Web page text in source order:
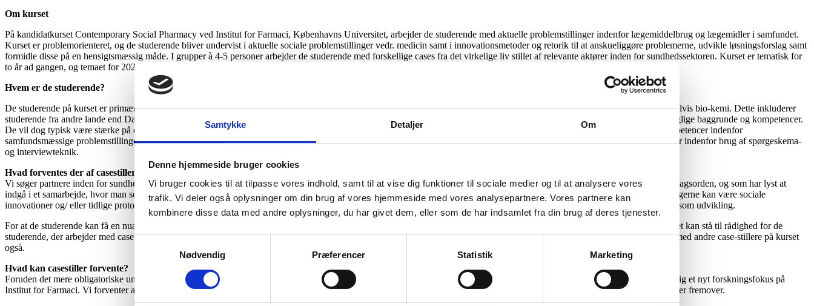
Samtykke Detaljer Om
Denne hjemmeside bruger cookies
Vi bruger cookies til at tilpasse vores indhold, samt til at vise dig funktioner til sociale medier og til at analysere vores
trafik. Vi deler også oplysninger om din brug af vores hjemmeside med vores analysepartnere. Vores partnere kan
kombinere disse data med andre oplysninger, du har givet dem, eller som de har indsamlet fra din brug af deres tjenester.
Samtykkevalg
Nødvendig
Præferencer Statistik Marketing
Om kurset
På kandidatkurset Contemporary Social Pharmacy ved Institut for Farmaci, Københavns Universitet, arbejder de studerende med aktuelle problemstillinger indenfor lægemiddelbrug og lægemidler i samfundet.
Kurset er problemorienteret, og de studerende bliver undervist i aktuelle sociale problemstillinger vedr. medicin samt i innovationsmetoder og retorik til at anskueliggøre problemerne, udvikle løsningsforslag samt
formidle disse på en hensigtsmæssig måde. I grupper à 4-5 personer arbejder de studerende med forskellige cases fra det virkelige liv stillet af relevante aktører inden for sundhedssektoren. Kurset er tematisk for
to år ad gangen, og temaet for 2024-2025 er Medicin og bæredygtighed. Kurset løber fra slutningen af april til slutningen af juni.
Hvem er de studerende?
De studerende på kurset er primært farmaceutstuderende samt studerende i lægemiddelvidenskab, der har en bachelor indenfor anden men beslægtet disciplin til farmaci eksempelvis bio-kemi. Dette inkluderer
studerende fra andre lande end Danmark. Kursus er derfor på engelsk, men typisk vil der være mindst en dansktalende i hver gruppe. De studerende har derfor lidt forskellige faglige baggrunde og kompetencer.
De vil dog typisk være stærke på de mere biologiske og kemiske aspekter omkring sygdom og medicin. De studerende, der har farmaci som grunduddannelse, har desuden kompetencer indenfor
samfundsmæssige problemstillinger omkring brug af lægemidler fra såvel et system, et sundhedsprofessionelt samt et patientperspektiv. Disse studerende har desuden færdigheder indenfor brug af spørgeskema-
og interviewteknik.
Hvad forventes der af casestiller?
Vi søger partnere inden for sundhedsvæsenet, der har et konkret problem de gerne vil have løst, og som en relation til medicinbrug hvori der indgår en relevant bæredygtigheds-dagsorden, og som har lyst at
indgå i et samarbejde, hvor man som case-stiller kan få engagerede og nysgerrige studerende til at arbejde innovativt med sin case og finde nye, mulige løsninger til dette. Løsningerne kan være sociale
innovationer og/ eller tidlige prototyper af fysiske eller digitale værktøjer. Det er vigtigt for os, at de studerende kommer gennem såvel afdækningsfaserne i en innovationsproces som udvikling.
For at de studerende kan få en nuanceret forståelse af problemstillingen, har vi et ønske om at case-stiller selv kommer og præsenterer casen for de studerende; undervejs i forløbet kan stå til rådighed for de
studerende, der arbejder med casen (fx to korte møder i løbet af kurset); og deltage i eksaminationen af de studerende. Som case-stiller får man mulighed for at lytte til og sparre med andre case-stillere på kurset
også.
Hvad kan casestiller forvente?
Foruden det mere obligatoriske undervisningsforløb med mange inspirerende interaktioner blandt studerende og case-stillere, afspejler temaet ’Medicin og bæredygtighed’ samtidig et nyt forskningsfokus på
Institut for Farmaci. Vi forventer at engagere et bredt udsnit af aktører inden for emnet, der vil give muligheder for at danne nye kontakter, udvikle nye perspektiver og samarbejder fremover.